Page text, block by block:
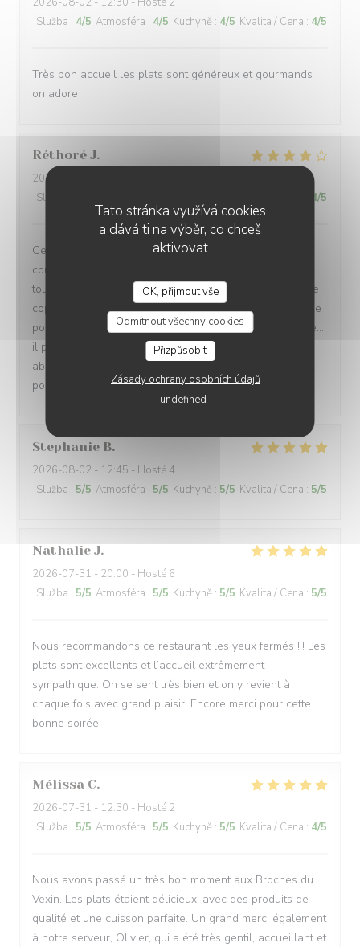
Tato stránka využívá cookies
a dává ti na výběr, co chceš
aktivovat
OK, přijmout vše
Odmítnout všechny cookies
Přizpůsobit
Zásady ochrany osobních údajů
undefined
Služba : 4/5 Atmosféra : 4/5 Kuchyně : 4/5 Kvalita / Cena : 4/5
Très bon accueil les plats sont généreux et gourmands
on adore
Réthoré J
2026-08-01
Služba
4/5
Cela fait maintenant 4 ou 5 fois que je vais diner en
couple le samedi soir dans ce restaurant l'acceuille
toujours jovial et chaleureux,doublé d'une bonne cuisine
copieuse le prix est en conséquence ce qui fait que je ne
pourrais me permettre d'en faire ma cantine quotidienne...
il parait cependant que la semaine les prix sont plus
abordables...Pour des gens comme moi a budget limité
pour une sortie de loin en loin ,je recommande.....
Stephanie B
2026-08-02 - 12:45 - Hosté 4
Služba : 5/5 Atmosféra : 5/5 Kuchyně : 5/5 Kvalita / Cena : 5/5
Nathalie J
2026-07-31 - 20:00 - Hosté 6
Služba : 5/5 Atmosféra : 5/5 Kuchyně : 5/5 Kvalita / Cena : 5/5
Nous recommandons ce restaurant les yeux fermés !!! Les
plats sont excellents et l’accueil extrêmement
sympathique. On se sent très bien et on y revient à
chaque fois avec grand plaisir. Encore merci pour cette
bonne soirée.
Mélissa C
2026-07-31 - 12:30 - Hosté 2
Služba : 5/5 Atmosféra : 5/5 Kuchyně : 5/5 Kvalita / Cena : 4/5
Nous avons passé un très bon moment aux Broches du
Vexin. Les plats étaient délicieux, avec des produits de
qualité et une cuisson parfaite. Un grand merci également
à notre serveur, Olivier, qui a été très gentil, accueillant et